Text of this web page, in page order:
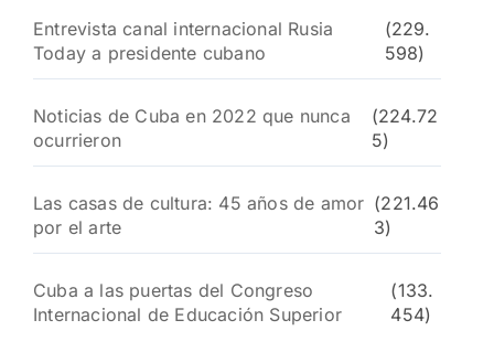
Entrevista canal internacional Rusia
Today a presidente cubano
(229.
598)
Noticias de Cuba en 2022 que nunca
ocurrieron
(224.72
5)
Las casas de cultura: 45 años de amor
por el arte
(221.46
3)
Cuba a las puertas del Congreso
Internacional de Educación Superior
(133.
454)